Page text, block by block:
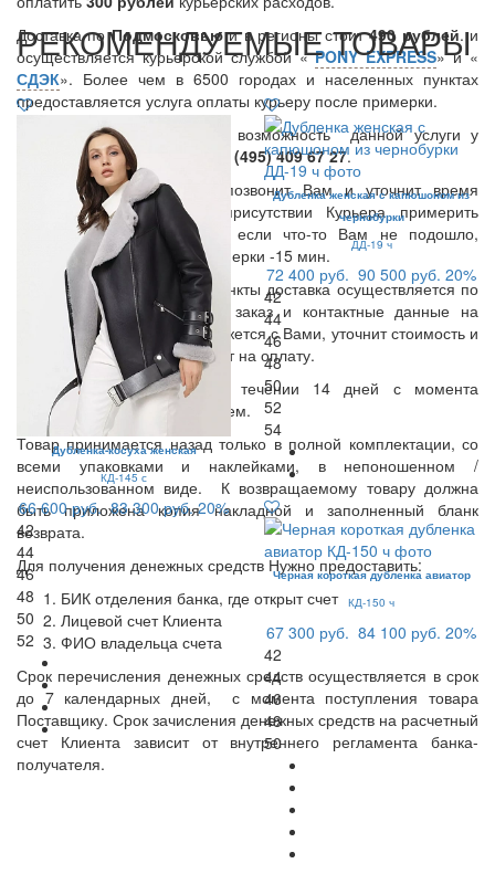
Доставка поПодмосковьюи в регионы стоит490 рублей. и
осуществляется курьерской службой «PONY EXPRESS» и «
СДЭК». Более чем в 6500 городах и населенных пунктах
предоставляется услуга оплаты курьеру после примерки.
Вы также можете уточнить возможность данной услуги у
нашего менеджера по тел.:
8 (495) 409 67 27.
В день доставки Курьер позвонит Вам и уточнит время
доставки. Вы можете в присутствии Курьера примерить
заказанные Вами вещи, и если что-то Вам не подошло,
вернуть курьеру. Время примерки -15 мин.
В остальные населенные пункты доставка осуществляется по
предоплате. Оставьте Ваш заказ и контактные данные на
нашем сайте, менеджер свяжется с Вами, уточнит стоимость и
сроки доставки и вышлет счет на оплату.
Возврат осуществляется в течении 14 дней с момента
получения товара покупателем.
Товар принимается назад только в полной комплектации, со
всеми упаковками и наклейками, в непоношенном /
неиспользованном виде. К возвращаемому товару должна
быть приложена копия накладной и заполненный бланк
возврата.
Для получения денежных средств Нужно предоставить:
БИК отделения банка, где открыт счет
Лицевой счет Клиента
ФИО владельца счета
Срок перечисления денежных средств осуществляется в срок
до 7 календарных дней, с момента поступления товара
Поставщику. Срок зачисления денежных средств на расчетный
счет Клиента зависит от внутреннего регламента банка-
получателя.
РЕКОМЕНДУЕМЫЕ ТОВАРЫ
Дубленка-косуха женская
КД-145 с
66 600 руб. 83 300 руб. 20%
42
44
46
48
50
52
Дубленка женская с капюшоном из
чернобурки
ДД-19 ч
72 400 руб. 90 500 руб. 20%
42
44
46
48
50
52
54
Черная короткая дубленка авиатор
КД-150 ч
67 300 руб. 84 100 руб. 20%
42
44
46
48
50